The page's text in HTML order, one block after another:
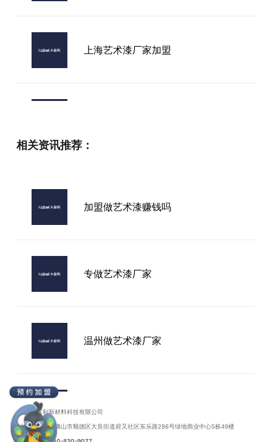
上海艺术漆厂家加盟
相关资讯推荐：
加盟做艺术漆赚钱吗
专做艺术漆厂家
温州做艺术漆厂家
广州做艺术漆厂家
广东卡百利新材料科技有限公司
地址：广东省佛山市顺德区大良街道府又社区东乐路286号绿地商业中心5栋49楼